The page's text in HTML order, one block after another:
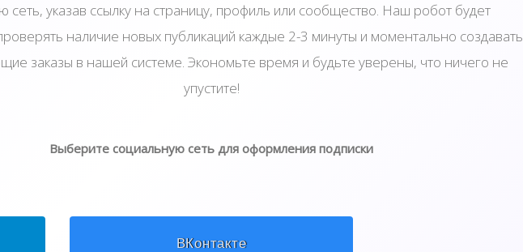
сеть, указав ссылку на страницу, профиль или сообщество. Наш робот будет
наличие новых публикаций каждые 2-3 минуты и моментально создавать
заказы в нашей системе. Экономьте время и будьте уверены, что ничего не
упустите!
Выберите социальную сеть для оформления подписки
ВКонтакте